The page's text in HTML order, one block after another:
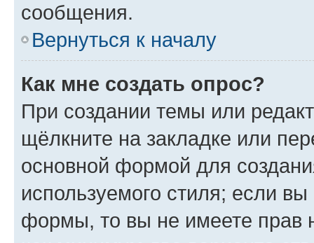
сообщения.
Вернуться к началу
Как мне создать опрос?
При создании темы или
щёлкните на закладке или
основной формой для
используемого стиля; если
формы, то вы не имеете прав